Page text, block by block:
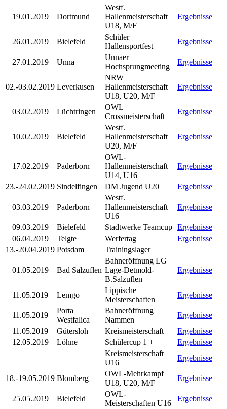
19.01.2019 Dortmund
Westf.
Hallenmeisterschaft
U18, M/F
Ergebnisse
26.01.2019 Bielefeld
Schüler
Hallensportfest
Ergebnisse
27.01.2019 Unna
Unnaer
Hochsprungmeeting
Ergebnisse
02.-03.02.2019 Leverkusen
NRW
Hallenmeisterschaft
U18, U20, M/F
Ergebnisse
03.02.2019 Lüchtringen
OWL
Crossmeisterschaft
Ergebnisse
10.02.2019 Bielefeld
Westf.
Hallenmeisterschaft
U20, M/F
Ergebnisse
17.02.2019 Paderborn
OWL-
Hallenmeisterschaft
U14, U16
Ergebnisse
23.-24.02.2019 Sindelfingen DM Jugend U20 Ergebnisse
03.03.2019 Paderborn
Westf.
Hallenmeisterschaft
U16
Ergebnisse
09.03.2019 Bielefeld Stadtwerke Teamcup Ergebnisse
06.04.2019
Telgte Werfertag
Ergebnisse
13.-20.04.2019 Potsdam Trainingslager
01.05.2019 Bad Salzuflen
Bahneröffnung LG
Lage-Detmold-
B.Salzuflen
Ergebnisse
11.05.2019 Lemgo
Lippische
Meisterschaften
Ergebnisse
11.05.2019
Porta
Westfalica
Bahneröffnung
Nammen
Ergebnisse
11.05.2019
Gütersloh Kreismeisterschaft
Ergebnisse
12.05.2019
Löhne Schülercup 1 +
Ergebnisse
Kreismeisterschaft
U16
Ergebnisse
18.-19.05.2019 Blomberg
OWL-Mehrkampf
U18, U20, M/F
Ergebnisse
25.05.2019 Bielefeld
OWL-
Meisterschaften U16
Ergebnisse